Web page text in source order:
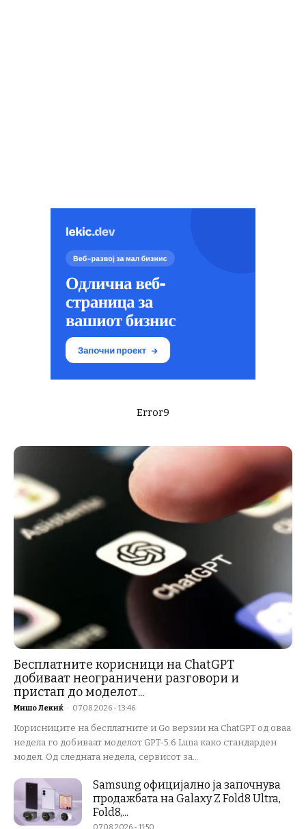
Error9
Бесплатните корисници на ChatGPT
добиваат неограничени разговори и
пристап до моделот...
Мишо Лекиќ - 07.08.2026 - 13:46
Корисниците на бесплатните и Go верзии на ChatGPT од оваа
недела го добиваат моделот GPT-5.6 Luna како стандарден
модел. Од следната недела, сервисот за...
Samsung официјално ја започнува
продажбата на Galaxy Z Fold8 Ultra,
Fold8,...
07.08.2026 - 11:50